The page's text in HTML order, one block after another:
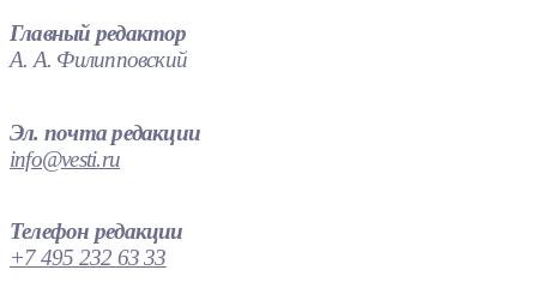
Главный редактор
А. А. Филипповский
Эл. почта редакции
info@vesti.ru
Телефон редакции
+7 495 232 63 33